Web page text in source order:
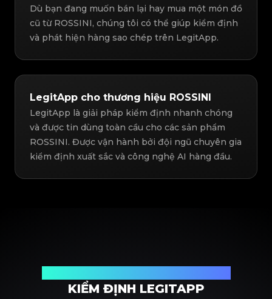
Dù bạn đang muốn bán lại hay mua một món đồ
cũ từ ROSSINI, chúng tôi có thể giúp kiểm định
và phát hiện hàng sao chép trên LegitApp.
LegitApp cho thương hiệu ROSSINI
LegitApp là giải pháp kiểm định nhanh chóng
và được tin dùng toàn cầu cho các sản phẩm
ROSSINI. Được vận hành bởi đội ngũ chuyên gia
kiểm định xuất sắc và công nghệ AI hàng đầu.
KIỂM ĐỊNH LEGITAPP